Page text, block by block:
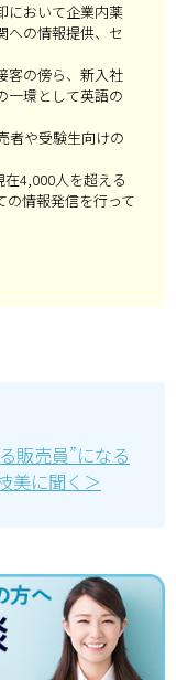
において企業内薬
への情報提供、セ
客の傍ら、新入社
一環として英語の
者や受験生向けの
4,000人を超える
の情報発信を行って
販売員”になる
美に聞く＞